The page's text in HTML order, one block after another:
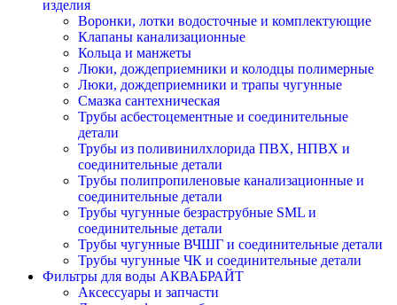
изделия
Воронки, лотки водосточные и комплектующие
Клапаны канализационные
Кольца и манжеты
Люки, дождеприемники и колодцы полимерные
Люки, дождеприемники и трапы чугунные
Смазка сантехническая
Трубы асбестоцементные и соединительные
детали
Трубы из поливинилхлорида ПВХ, НПВХ и
соединительные детали
Трубы полипропиленовые канализационные и
соединительные детали
Трубы чугунные безраструбные SML и
соединительные детали
Трубы чугунные ВЧШГ и соединительные детали
Трубы чугунные ЧК и соединительные детали
Фильтры для воды АКВАБРАЙТ
Аксессуары и запчасти